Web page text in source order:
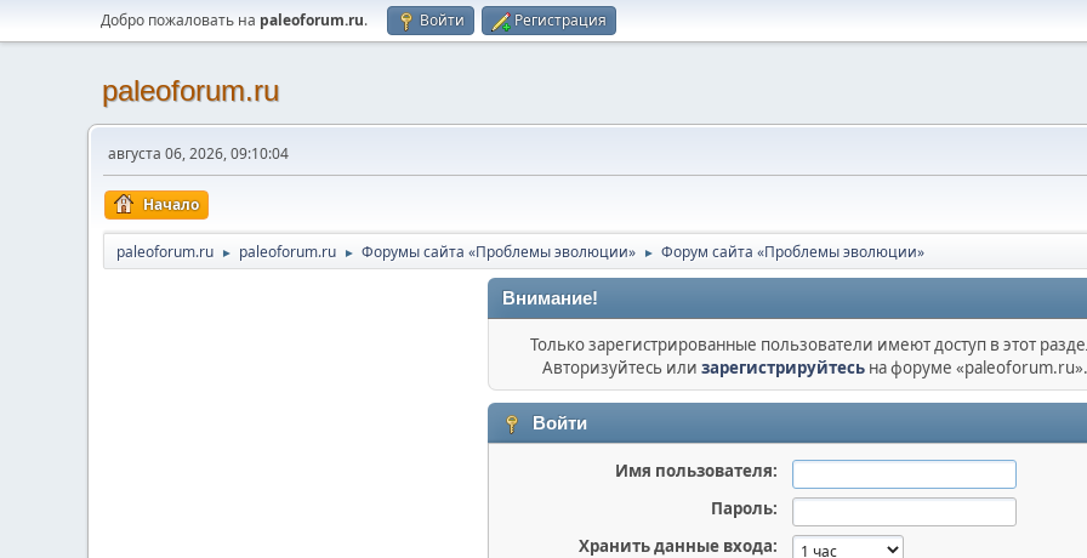
Добро пожаловать на paleoforum.ru. Войти Регистрация
paleoforum.ru
августа 06, 2026, 09:10:04
Начало
paleoforum.ru ► paleoforum.ru ► Форумы сайта «Проблемы эволюции» ► Форум сайта «Проблемы эволюции»
Внимание!
Только зарегистрированные пользователи имеют доступ в этот
Авторизуйтесь или зарегистрируйтесь на форуме «paleoforum.ru».
Войти
Имя пользователя:
Пароль:
Хранить данные входа: